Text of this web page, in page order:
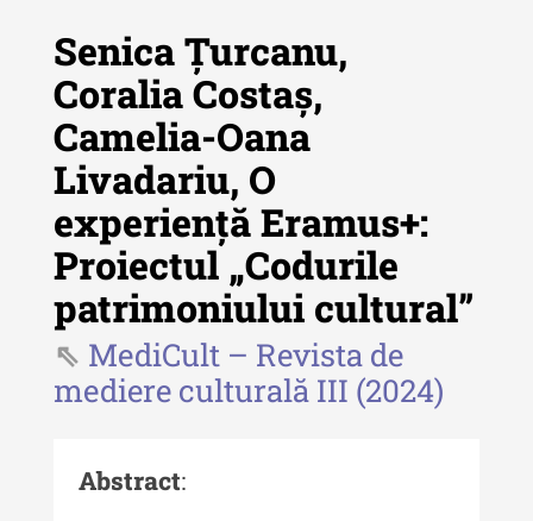
Revista "Cercetări istorice"
Revista "Cercetări istorice" - XLIV
- 2025
Revista "Cercetări istorice" - XLIII
- 2024
Revista "Cercetări istorice" - XLII -
2023
Indexul Complet
Buletinul ”Ioan Neculce” al Muzeului
Senica Țurcanu,
Coralia Costaș,
Camelia-Oana
Livadariu, O
experiență Eramus+:
Proiectul „Codurile
patrimoniului cultural”
MediCult – Revista de
mediere culturală III (2024)
Abstract: